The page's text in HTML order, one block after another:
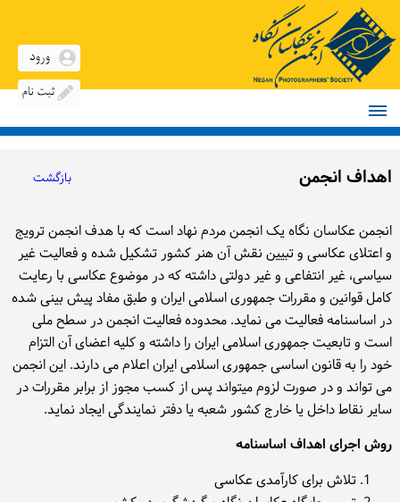
اعضاء انجمن
اخبار
شرایط عضویت
فعالیت‌ها
معرفی عکاسان
اهداف انجمن بازگشت
انجمن عکاسان نگاه یک انجمن مردم نهاد است که با هدف انجمن ترویج
و اعتلای عکاسی و تبیین نقش آن هنر کشور تشکیل شده و فعالیت غیر
سیاسی، غیر انتفاعی و غیر دولتی داشته که در موضوع عکاسی با رعایت
کامل قوانین و مقررات جمهوری اسلامی ایران و طبق مفاد پیش بینی شده
در اساسنامه فعالیت می نماید. محدوده فعالیت انجمن در سطح ملی
است و تابعیت جمهوری اسلامی ایران را داشته و کلیه اعضای آن التزام
خود را به قانون اساسی جمهوری اسلامی ایران اعلام می دارند. این انجمن
می تواند و در صورت لزوم میتواند پس از کسب مجوز از برابر مقررات در
سایر نقاط داخل یا خارج کشور شعبه یا دفتر نمایندگی ایجاد نماید.
روش اجرای اهداف اساسنامه
تلاش برای کارآمدی عکاسی